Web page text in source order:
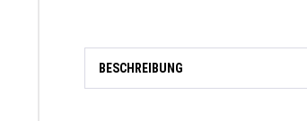
BESCHREIBUNG